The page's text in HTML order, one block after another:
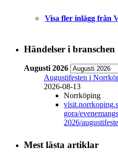
Visa fler inlägg från
Händelser i branschen
Augusti 2026
Augustifesten i
2026-08-13
Norrköping
gora/
2026/
Mest lästa artiklar